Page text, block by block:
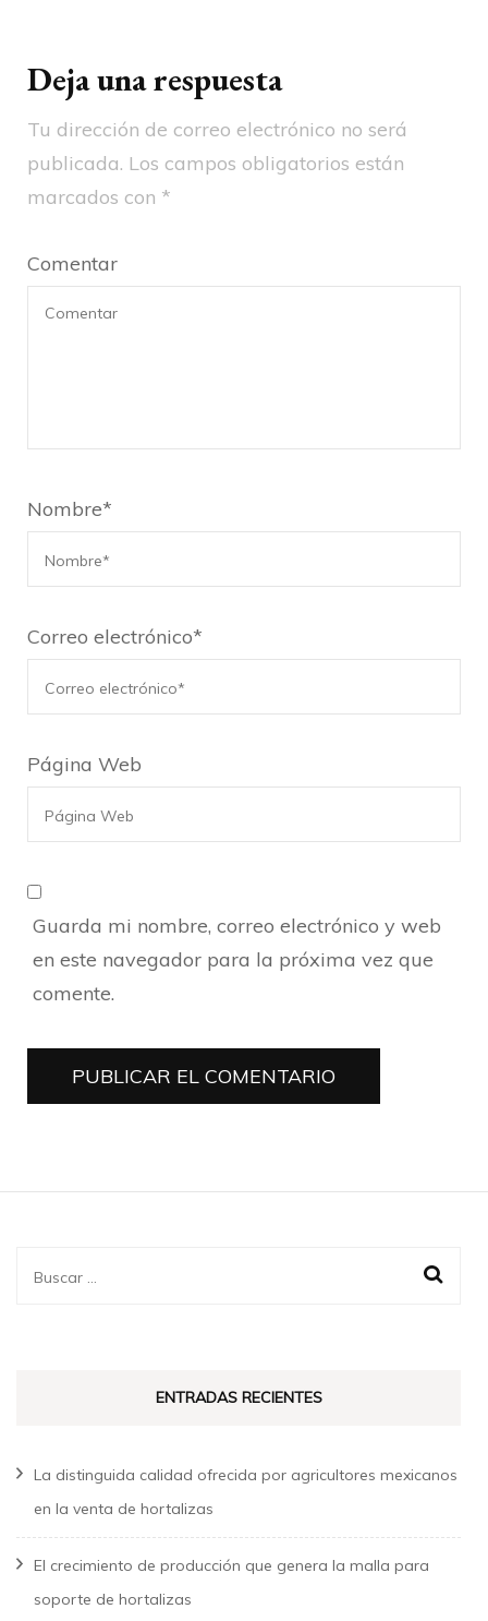
Deja una respuesta
Tu dirección de correo electrónico no será
publicada. Los campos obligatorios están
marcados con *
Comentar
Nombre*
Correo electrónico*
Página Web
Guarda mi nombre, correo electrónico y web
en este navegador para la próxima vez que
comente.
Buscar:
ENTRADAS RECIENTES
La distinguida calidad ofrecida por agricultores mexicanos
en la venta de hortalizas
El crecimiento de producción que genera la malla para
soporte de hortalizas